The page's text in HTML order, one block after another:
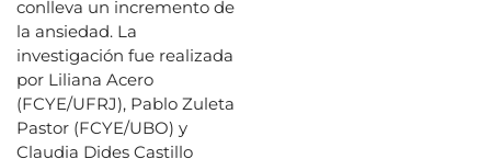
conlleva un incremento de
la ansiedad. La
investigación fue realizada
por Liliana Acero
(FCYE/UFRJ), Pablo Zuleta
Pastor (FCYE/UBO) y
Claudia Dides Castillo